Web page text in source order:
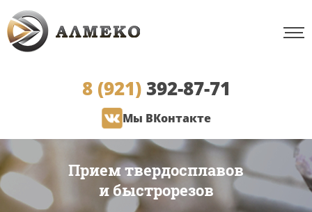
8 (921)392-87-71
Мы ВКонтакте
Прием твердосплавов
и быстрорезов